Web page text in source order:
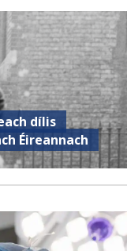
dílis
Éireannach